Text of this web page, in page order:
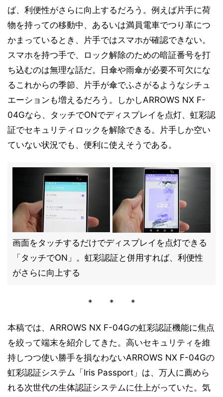
ば、利便性がさらに向上するだろう。例えば片手に荷
物を持っての移動中、あるいは満員電車でつり革につ
かまっているとき、片手ではスマホが確認できない。
スマホを持つ手で、ロック解除のための暗証番号を打
ち込むのは無理な話だ。日傘や雨傘が必要不可欠にな
るこれからの季節、片手が傘でふさがるようなシチュ
エーションも増えるだろう。しかしARROWS NX F-
04Gなら、タッチでONでディスプレイを点灯、虹彩認
証でセキュリティロックを解除できる。片手しか空い
ていない状況でも、便利に使えそうである。
画面をタッチするだけでディスプレイを点灯できる
「タッチでON」。虹彩認証と併用すれば、利便性
がさらに向上する
* * *
本稿では、ARROWS NX F-04Gの虹彩認証機能に焦点
を絞って端末を紹介してきた。高いセキュリティを維
持しつつ使い勝手を損なわないARROWS NX F-04Gの
虹彩認証システム「Iris Passport」は、万人に薦めら
れる次世代の生体認証システムに仕上がっていた。気